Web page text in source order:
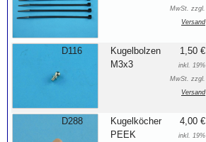
MwSt. zzgl.
Versand
D116
Kugelbolzen
M3x3
1,50 €
inkl. 19%
MwSt. zzgl.
Versand
D288
Kugelköcher
PEEK
4,00 €
inkl. 19%